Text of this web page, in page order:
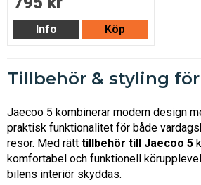
Info Köp
Tillbehör & styling för
Jaecoo 5 kombinerar modern design
praktisk funktionalitet för både
resor. Med rätt tillbehör till Jaecoo 5
komfortabel och funktionell
bilens interiör skyddas.